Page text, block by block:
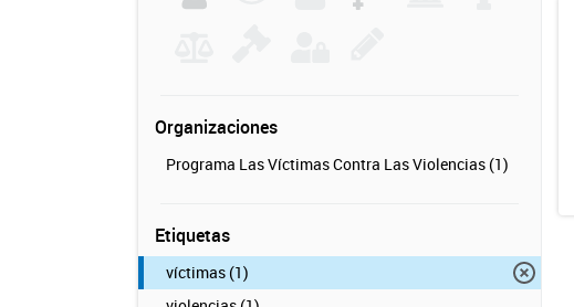
Organizaciones
Programa Las Víctimas Contra Las Violencias (1)
Etiquetas
víctimas (1)